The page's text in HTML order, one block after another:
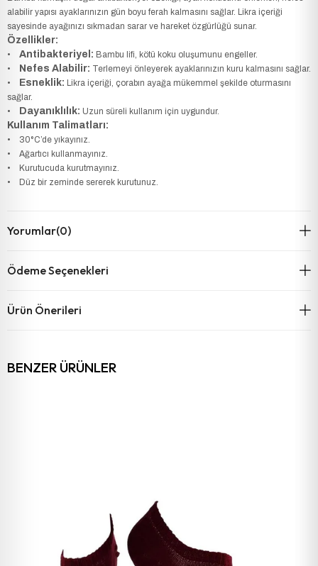
alabilir yapısı ayaklarınızın gün boyu ferah kalmasını sağlar. Likra içeriği
sayesinde ayağınızı sıkmadan sarar ve hareket özgürlüğü sunar.
Özellikler:
• Antibakteriyel: Bambu lifi, kötü koku oluşumunu engeller.
•
Nefes Alabilir: Terlemeyi önleyerek ayaklarınızın kuru kalmasını sağlar.
•
Esneklik: Likra içeriği, çorabın ayağa mükemmel şekilde oturmasını
sağlar.
•
Dayanıklılık: Uzun süreli kullanım için uygundur.
Kullanım Talimatları:
• 30°C’de yıkayınız.
• Ağartıcı kullanmayınız.
• Kurutucuda kurutmayınız.
• Düz bir zeminde sererek kurutunuz.
Yorumlar(0)
Ödeme Seçenekleri
Ürün Önerileri
BENZER ÜRÜNLER